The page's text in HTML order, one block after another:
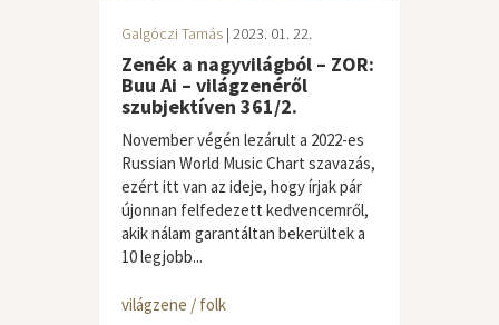
Galgóczi Tamás | 2023. 01. 22.
Zenék a nagyvilágból – ZOR:
Buu Ai – világzenéről
szubjektíven 361/2.
November végén lezárult a 2022-es
Russian World Music Chart szavazás,
ezért itt van az ideje, hogy írjak pár
újonnan felfedezett kedvencemről,
akik nálam garantáltan bekerültek a
10 legjobb...
világzene / folk